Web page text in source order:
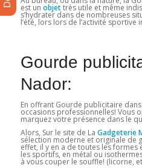
est un objettrès utile et même
s’hydrater dans de nombreuses
l’été, lors lors de l’activité sportive
Gourde
Nador:
En offrant Gourde publicitaire
occasions professionnelles! Vous
marquez votre présence dans le
Alors, Sur le site de La Gadgeterie
sélection moderne et originale de
effet, il y en a de toutes les
les sportifs, en métal ou
à vous couper le souffle! (licorne,